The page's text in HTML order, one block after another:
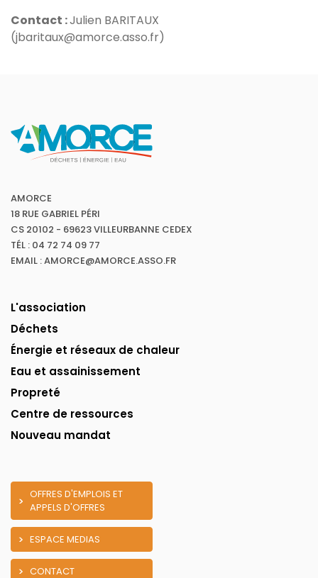
Contact :Julien BARITAUX
(jbaritaux@amorce.asso.fr)
AMORCE
18 RUE GABRIEL PÉRI
CS 20102 - 69623 VILLEURBANNE CEDEX
TÉL : 04 72 74 09 77
EMAIL : AMORCE@AMORCE.ASSO.FR
L'association
Déchets
Énergie et réseaux de chaleur
Eau et assainissement
Propreté
Centre de ressources
Nouveau mandat
OFFRES D'EMPLOIS ET
APPELS D'OFFRES
ESPACE MEDIAS
CONTACT